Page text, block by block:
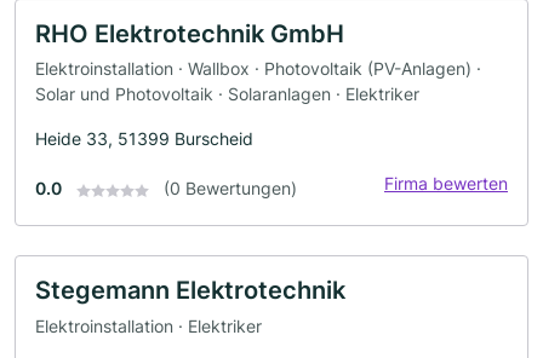
RHO Elektrotechnik GmbH
Elektroinstallation · Wallbox · Photovoltaik (PV-Anlagen) ·
Solar und Photovoltaik · Solaranlagen · Elektriker
Heide 33, 51399 Burscheid
0.0 (0 Bewertungen) Firma bewerten
Stegemann Elektrotechnik
Elektroinstallation · Elektriker